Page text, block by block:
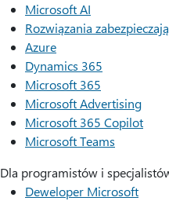
Microsoft AI
Rozwiązania
Azure
Dynamics 365
Microsoft 365
Microsoft Advertising
Microsoft 365 Copilot
Microsoft Teams
Dla programistów i
Deweloper Microsoft